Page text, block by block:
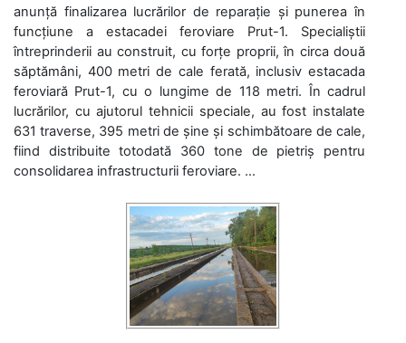
anunță finalizarea lucrărilor de reparație și punerea în
funcțiune a estacadei feroviare Prut-1. Specialiștii
întreprinderii au construit, cu forțe proprii, în circa două
săptămâni, 400 metri de cale ferată, inclusiv estacada
feroviară Prut-1, cu o lungime de 118 metri. În cadrul
lucrărilor, cu ajutorul tehnicii speciale, au fost instalate
631 traverse, 395 metri de șine și schimbătoare de cale,
fiind distribuite totodată 360 tone de pietriș pentru
consolidarea infrastructurii feroviare. ...